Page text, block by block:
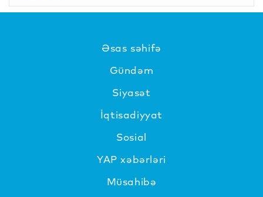
Əsas səhifə
Gündəm
Siyasət
İqtisadiyyat
Sosial
YAP xəbərləri
Müsahibə